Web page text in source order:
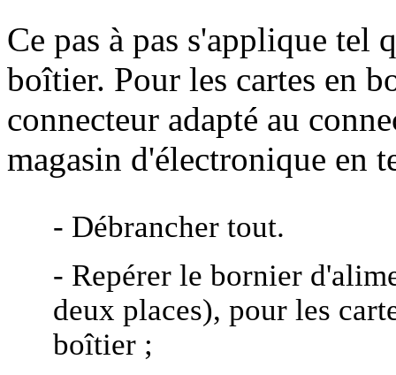
Ce pas à pas s'applique tel
boîtier. Pour les cartes en
connecteur adapté au
magasin d'électronique en
- Débrancher tout.
- Repérer le bornier
deux places), pour les
boîtier ;